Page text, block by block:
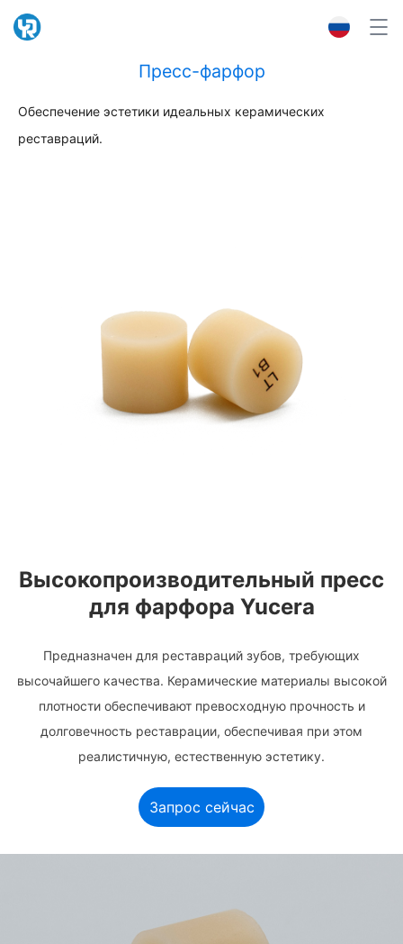
Пресс-фарфор
Обеспечение эстетики идеальных керамических
реставраций.
Высокопроизводительный пресс
для фарфора Yucera
Предназначен для реставраций зубов, требующих
высочайшего качества. Керамические материалы высокой
плотности обеспечивают превосходную прочность и
долговечность реставрации, обеспечивая при этом
реалистичную, естественную эстетику.
Запрос сейчас